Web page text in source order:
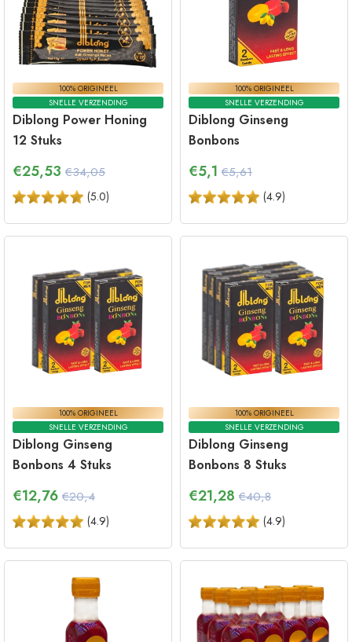
100% ORIGINEEL
SNELLE VERZENDING
Diblong Power Honing
12 Stuks
€25,53 €34,05
(5.0)
100% ORIGINEEL
SNELLE VERZENDING
Diblong Ginseng
Bonbons
€5,1 €5,61
(4.9)
100% ORIGINEEL
SNELLE VERZENDING
Diblong Ginseng
Bonbons 4 Stuks
€12,76 €20,4
(4.9)
100% ORIGINEEL
SNELLE VERZENDING
Diblong Ginseng
Bonbons 8 Stuks
€21,28 €40,8
(4.9)